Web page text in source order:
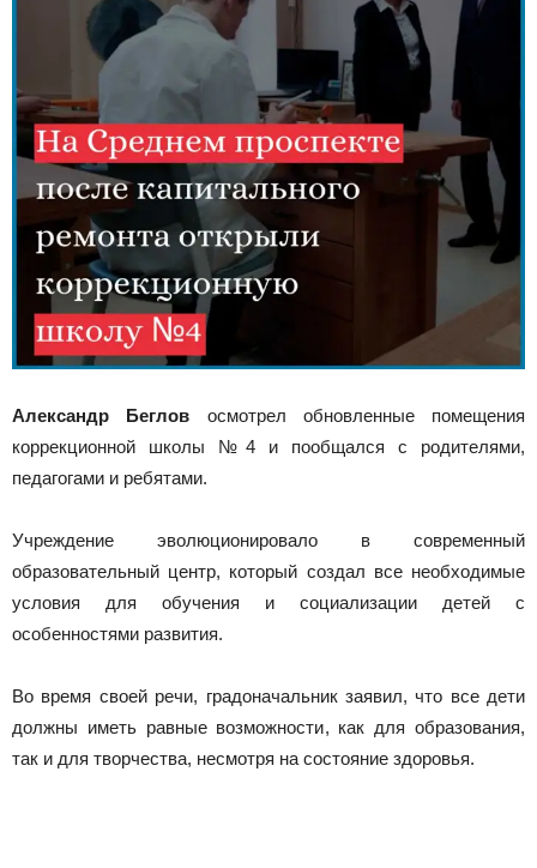
Александр Беглов осмотрел обновленные помещения
коррекционной школы №4 и пообщался с родителями,
педагогами и ребятами.
Учреждение эволюционировало в современный
образовательный центр, который создал все необходимые
условия для обучения и социализации детей с
особенностями развития.
Во время своей речи, градоначальник заявил, что все дети
должны иметь равные возможности, как для образования,
так и для творчества, несмотря на состояние здоровья.